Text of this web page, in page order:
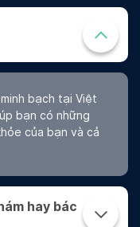
bạch tại Việt
bạn có những
của bạn và cả
hay bác